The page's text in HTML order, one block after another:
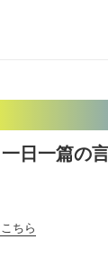
日一篇の
ちら